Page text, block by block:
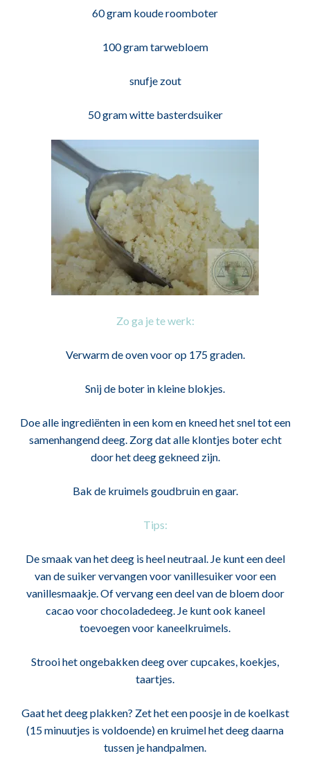
60 gram koude roomboter
100 gram tarwebloem
snufje zout
50 gram witte basterdsuiker
Zo ga je te werk:
Verwarm de oven voor op 175 graden.
Snij de boter in kleine blokjes.
Doe alle ingrediënten in een kom en kneed het snel tot een
samenhangend deeg. Zorg dat alle klontjes boter echt
door het deeg gekneed zijn.
Bak de kruimels goudbruin en gaar.
Tips:
De smaak van het deeg is heel neutraal. Je kunt een deel
van de suiker vervangen voor vanillesuiker voor een
vanillesmaakje. Of vervang een deel van de bloem door
cacao voor chocoladedeeg. Je kunt ook kaneel
toevoegen voor kaneelkruimels.
Strooi het ongebakken deeg over cupcakes, koekjes,
taartjes.
Gaat het deeg plakken? Zet het een poosje in de koelkast
(15 minuutjes is voldoende) en kruimel het deeg daarna
tussen je handpalmen.